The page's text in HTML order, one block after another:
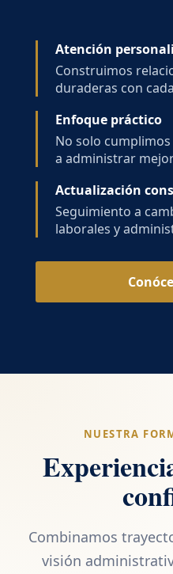
Atención
Construimos
duraderas con
Enfoque práctico
No solo
a administrar
Actualización
Seguimiento a
laborales y
NUESTRA
Combinamos
visión